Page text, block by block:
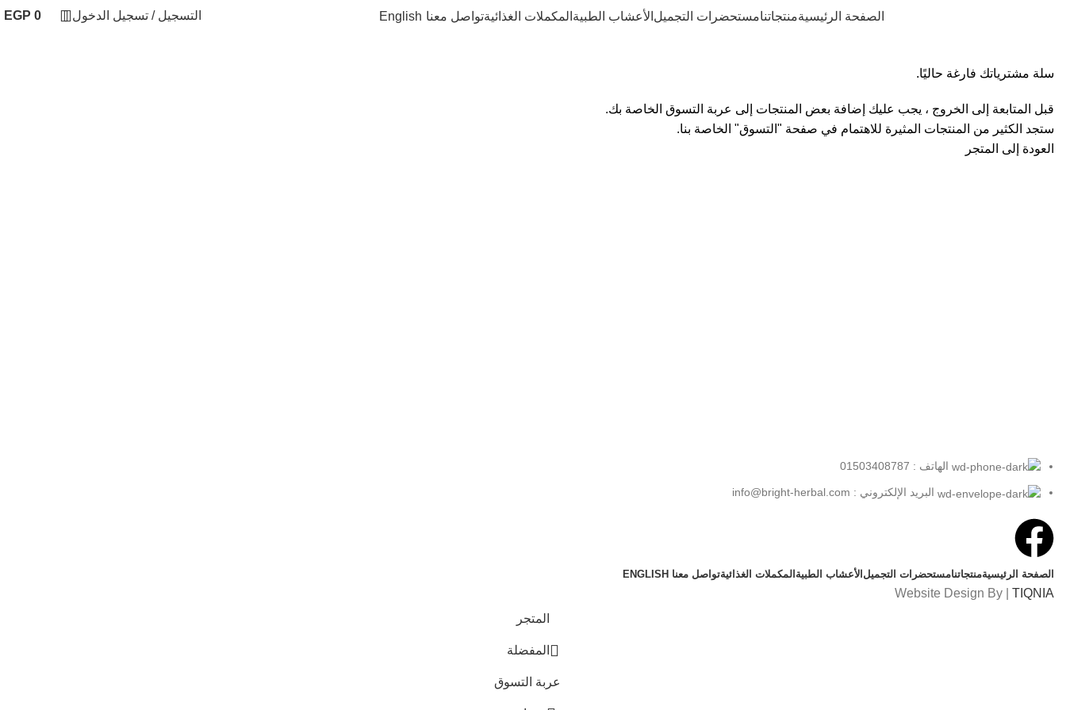
الصفحة الرئيسيةمنتجاتنامستحضرات التجميل الأعشاب الطبية المكملات الغذائيةتواصل معنا English التسجيل / تسجيل الدخول EGP 0
سلة مشترياتك فارغة حاليًا.
قبل المتابعة إلى الخروج ، يجب عليك إضافة بعض المنتجات إلى عربة التسوق الخاصة بك.
ستجد الكثير من المنتجات المثيرة للاهتمام في صفحة "التسوق" الخاصة بنا.
العودة إلى المتجر
الهاتف : 01503408787
البريد الإلكتروني : info@bright-herbal.com
الصفحة الرئيسيةمنتجاتنامستحضرات التجميلالأعشاب الطبيةالمكملات الغذائيةتواصل معنا ENGLISH
Website Design By | TIQNIA
المتجر
المفضلة
عربة التسوق